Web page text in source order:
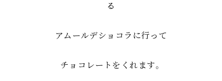
る
アムールデショコラに行って
チョコレートをくれます。